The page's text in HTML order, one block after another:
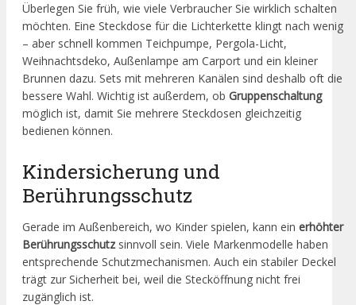
Überlegen Sie früh, wie viele Verbraucher Sie wirklich schalten
möchten. Eine Steckdose für die Lichterkette klingt nach wenig
– aber schnell kommen Teichpumpe, Pergola-Licht,
Weihnachtsdeko, Außenlampe am Carport und ein kleiner
Brunnen dazu. Sets mit mehreren Kanälen sind deshalb oft die
bessere Wahl. Wichtig ist außerdem, ob Gruppenschaltung
möglich ist, damit Sie mehrere Steckdosen gleichzeitig
bedienen können.
Kindersicherung und
Berührungsschutz
Gerade im Außenbereich, wo Kinder spielen, kann ein erhöhter
Berührungsschutzsinnvoll sein. Viele Markenmodelle haben
entsprechende Schutzmechanismen. Auch ein stabiler Deckel
trägt zur Sicherheit bei, weil die Stecköffnung nicht frei
zugänglich ist.